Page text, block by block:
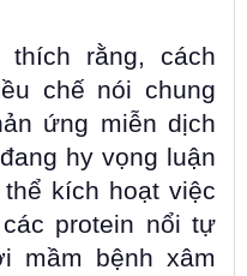
thích rằng, cách
chế nói chung
ứng miễn dịch
hy vọng luận
kích hoạt việc
protein nổi tự
mầm bệnh xâm